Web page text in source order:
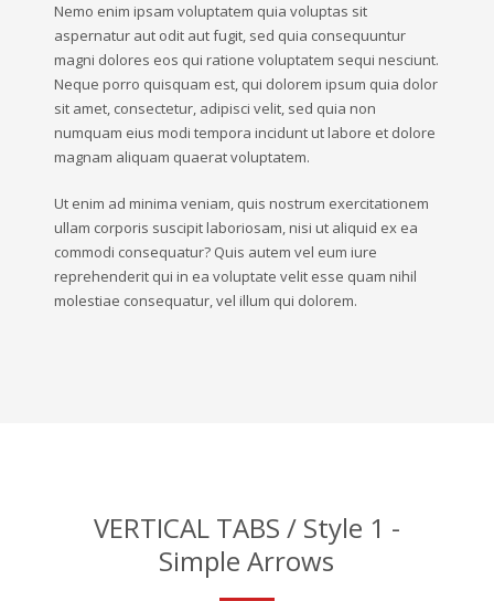
Nemo enim ipsam voluptatem quia voluptas sit
aspernatur aut odit aut fugit, sed quia consequuntur
magni dolores eos qui ratione voluptatem sequi nesciunt.
Neque porro quisquam est, qui dolorem ipsum quia dolor
sit amet, consectetur, adipisci velit, sed quia non
numquam eius modi tempora incidunt ut labore et dolore
magnam aliquam quaerat voluptatem.
Ut enim ad minima veniam, quis nostrum exercitationem
ullam corporis suscipit laboriosam, nisi ut aliquid ex ea
commodi consequatur? Quis autem vel eum iure
reprehenderit qui in ea voluptate velit esse quam nihil
molestiae consequatur, vel illum qui dolorem.
VERTICAL TABS / Style 1 -
Simple Arrows